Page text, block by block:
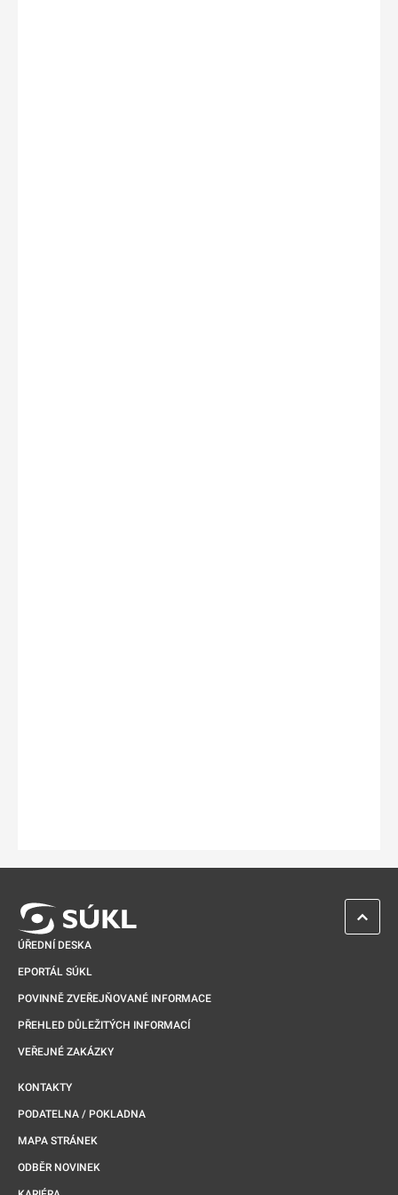
ÚŘEDNÍ DESKA
EPORTÁL SÚKL
POVINNĚ ZVEŘEJŇOVANÉ INFORMACE
PŘEHLED DŮLEŽITÝCH INFORMACÍ
VEŘEJNÉ ZAKÁZKY
KONTAKTY
PODATELNA / POKLADNA
MAPA STRÁNEK
ODBĚR NOVINEK
ZPĚT